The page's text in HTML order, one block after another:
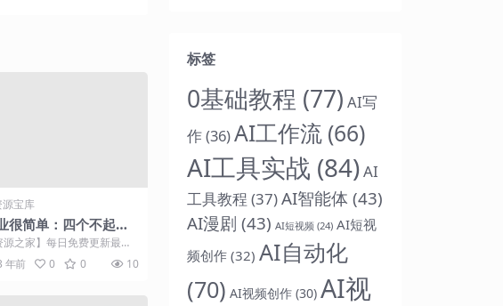
源宝库
很简单：四个不起眼
获成功的项目
源之家】每日免费更新最热
副业项目资源 一直以来我们
声音都是“玩大的...
年前 0 0 10
标签
0基础教程 (77) AI写
作(36)AI工作流 (66)
AI工具实战 (84)AI
工具教程 (37)AI智能体 (43)
AI漫剧 (43) AI短视频 (24) AI短视
频创作 (32) AI自动化
(70) AI视频创作 (30) AI视